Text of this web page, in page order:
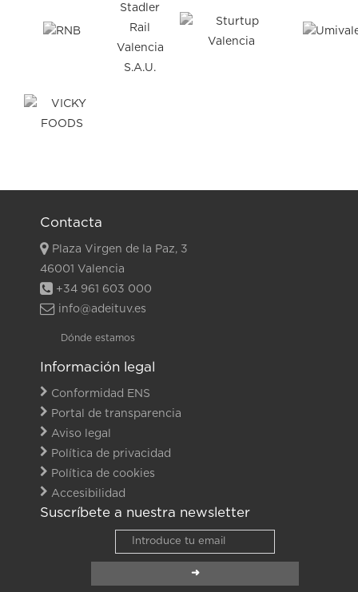
Contacta
Plaza Virgen de la Paz, 3
46001 Valencia
+34 961 603 000
info@adeituv.es
Dónde estamos
Información legal
Conformidad ENS
Portal de transparencia
Aviso legal
Política de privacidad
Política de cookies
Accesibilidad
Suscríbete a nuestra newsletter